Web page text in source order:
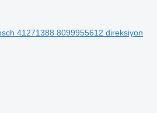
41271388 8099955612 direksiyon